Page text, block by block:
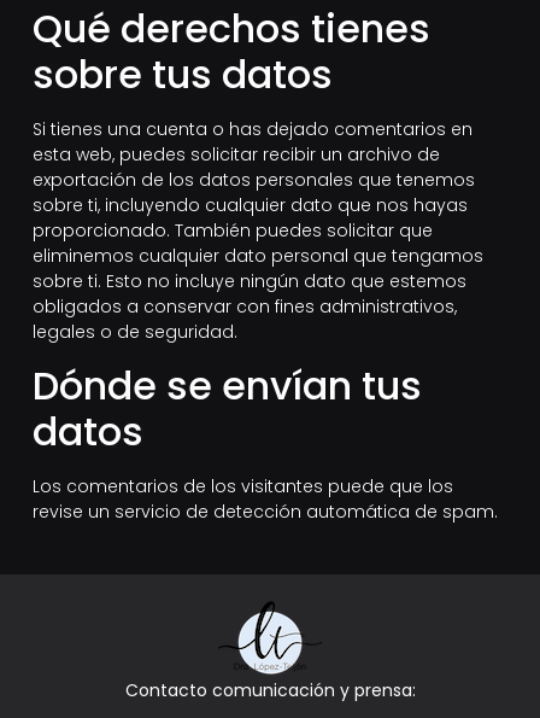
Qué derechos tienes
sobre tus datos
Si tienes una cuenta o has dejado comentarios en
esta web, puedes solicitar recibir un archivo de
exportación de los datos personales que tenemos
sobre ti, incluyendo cualquier dato que nos hayas
proporcionado. También puedes solicitar que
eliminemos cualquier dato personal que tengamos
sobre ti. Esto no incluye ningún dato que estemos
obligados a conservar con fines administrativos,
legales o de seguridad.
Dónde se envían tus
datos
Los comentarios de los visitantes puede que los
revise un servicio de detección automática de spam.
Contacto comunicación y prensa: